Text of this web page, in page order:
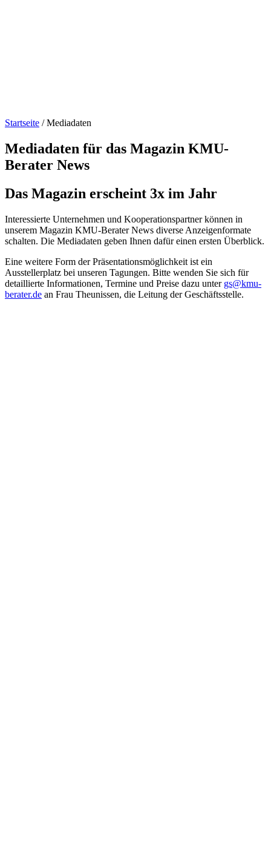
Startseite /Mediadaten
Mediadaten für das Magazin KMU-
Berater News
Das Magazin erscheint 3x im Jahr
Interessierte Unternehmen und Kooperationspartner können in
unserem Magazin KMU-Berater News diverse Anzeigenformate
schalten. Die Mediadaten geben Ihnen dafür einen ersten Überblick.
Eine weitere Form der Präsentationsmöglichkeit ist ein
Ausstellerplatz bei unseren Tagungen. Bitte wenden Sie sich für
detaillierte Informationen, Termine und Preise dazu unter gs@kmu-
berater.de an Frau Theunissen, die Leitung der Geschäftsstelle.